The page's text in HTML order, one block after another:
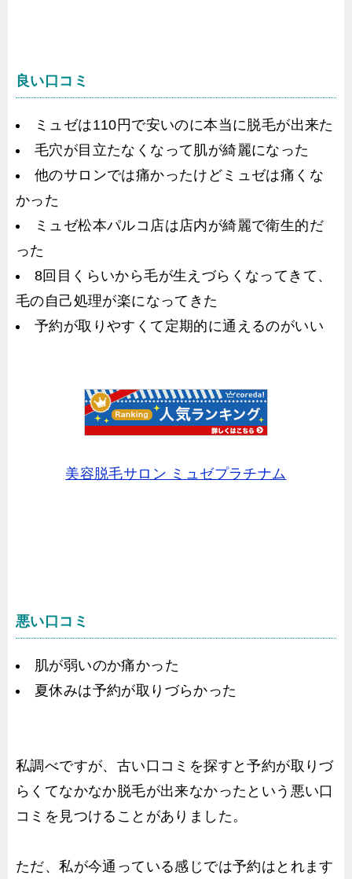
良い口コミ
ミュゼは110円で安いのに本当に脱毛が出来た
毛穴が目立たなくなって肌が綺麗になった
他のサロンでは痛かったけどミュゼは痛くな
かった
ミュゼ松本パルコ店は店内が綺麗で衛生的だ
った
8回目くらいから毛が生えづらくなってきて、
毛の自己処理が楽になってきた
予約が取りやすくて定期的に通えるのがいい
美容脱毛サロン ミュゼプラチナム
悪い口コミ
肌が弱いのか痛かった
夏休みは予約が取りづらかった
私調べですが、古い口コミを探すと予約が取りづ
らくてなかなか脱毛が出来なかったという悪い口
コミを見つけることがありました。
ただ、私が今通っている感じでは予約はとれます